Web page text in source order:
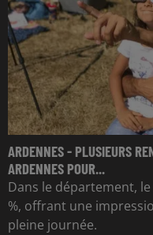
ARDENNES - PLUSIEURS
ARDENNES POUR...
Dans le département,
%, offrant une
pleine journée.